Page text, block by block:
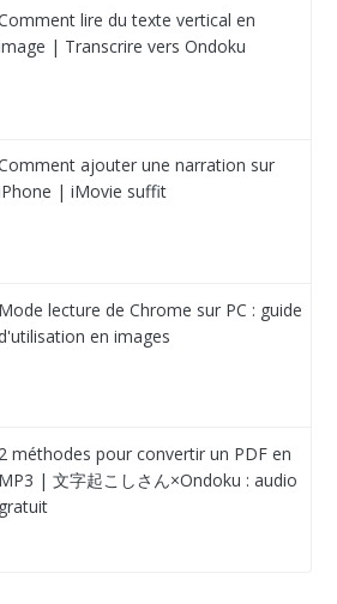
lire du texte vertical en
| Transcrire vers Ondoku
ajouter une narration sur
| iMovie suffit
Mode lecture de Chrome sur PC : guide
en images
2 méthodes pour convertir un PDF en
MP3 | 文字起こしさん×Ondoku : audio
gratuit